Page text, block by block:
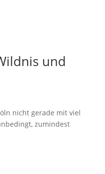
und
nicht gerade mit viel
zumindest